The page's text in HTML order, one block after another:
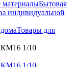
Бытовая
индивидуальной
Товары для
1/10